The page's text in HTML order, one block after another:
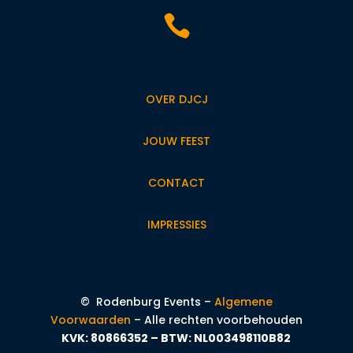

OVER DJCJ
JOUW FEEST
CONTACT
IMPRESSIES
© Rodenburg Events – Algemene
Voorwaarden – Alle rechten voorbehouden
KVK: 80866352 – BTW: NL003498110B82